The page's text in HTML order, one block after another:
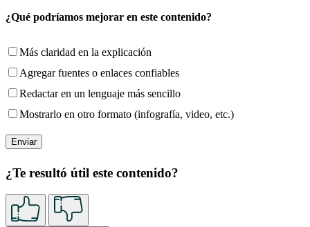
¿Qué podríamos mejorar en este contenido?
Más claridad en la explicación
Agregar fuentes o enlaces confiables
Redactar en un lenguaje más sencillo
Mostrarlo en otro formato (infografía, video, etc.)
¿Te resultó útil este contenido?